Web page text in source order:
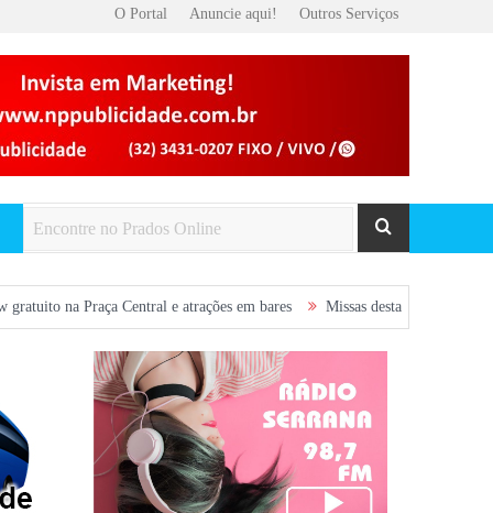
O Portal Anuncie aqui! Outros Serviços
Central e atrações em bares Missas desta semana em Prados: confira a